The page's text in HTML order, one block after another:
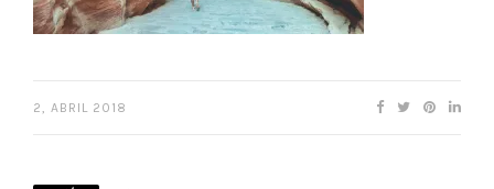
2, ABRIL 2018